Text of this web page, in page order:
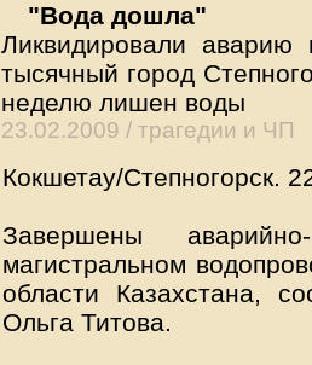
"Вода дошла"
Ликвидировали аварию
тысячный город
неделю лишен воды
23.02.2009 / трагедии и ЧП
Кокшетау/
Завершены
магистральном
области Казахстана,
Ольга Титова.